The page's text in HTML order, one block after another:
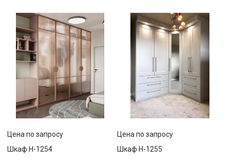
Цена по запросу
Шкаф Н-1254
Цена по запросу
Шкаф Н-1255